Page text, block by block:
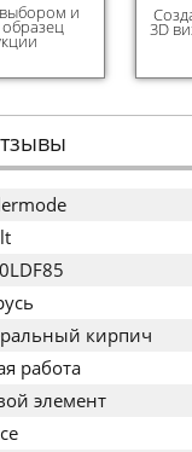
и
3D
кирпич
работа
элемент